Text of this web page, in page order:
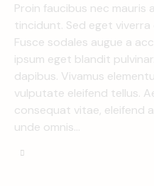
Proin faucibus nec mauris
tincidunt. Sed eget
Fusce sodales augue a
ipsum eget blandit
dapibus. Vivamus
vulputate eleifend tellus.
consequat vitae, eleifend
unde omnis…